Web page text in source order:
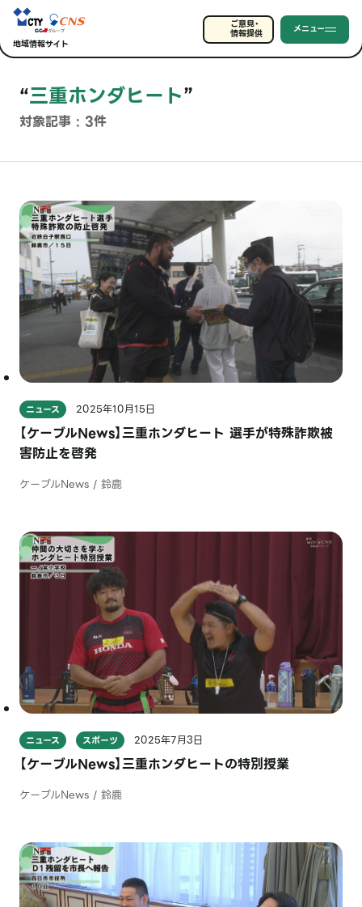
地域情報サイト
ご意見・
情報提供 メニュー
“三重ホンダヒート”
対象記事 : 3件
ニュース 2025年10月15日
【ケーブルNews】三重ホンダヒート 選手が特殊詐欺被
害防止を啓発
ケーブルNews / 鈴鹿
ニュース スポーツ 2025年7月3日
【ケーブルNews】三重ホンダヒートの特別授業
ケーブルNews / 鈴鹿